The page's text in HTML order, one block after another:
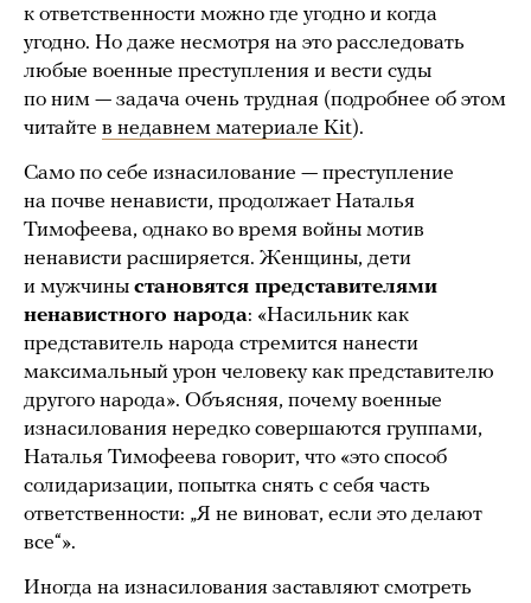
к ответственности можно где угодно и когда
угодно. Но даже несмотря на это расследовать
любые военные преступления и вести суды
по ним — задача очень трудная (подробнее об этом
читайте в недавнем материале Kit).
Само по себе изнасилование — преступление
на почве ненависти, продолжает Наталья
Тимофеева, однако во время войны мотив
ненависти расширяется. Женщины, дети
и мужчины становятся представителями
ненавистного народа: «Насильник как
представитель народа стремится нанести
максимальный урон человеку как представителю
другого народа». Объясняя, почему военные
изнасилования нередко совершаются группами,
Наталья Тимофеева говорит, что «это способ
солидаризации, попытка снять с себя часть
ответственности: „Я не виноват, если это делают
все“».
Иногда на изнасилования заставляют смотреть